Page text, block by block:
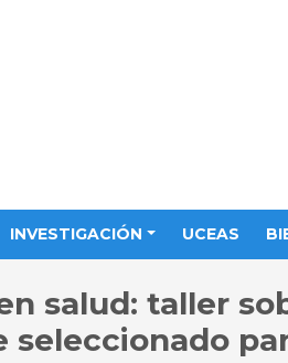
INVESTIGACIÓN UCEAS
salud: taller